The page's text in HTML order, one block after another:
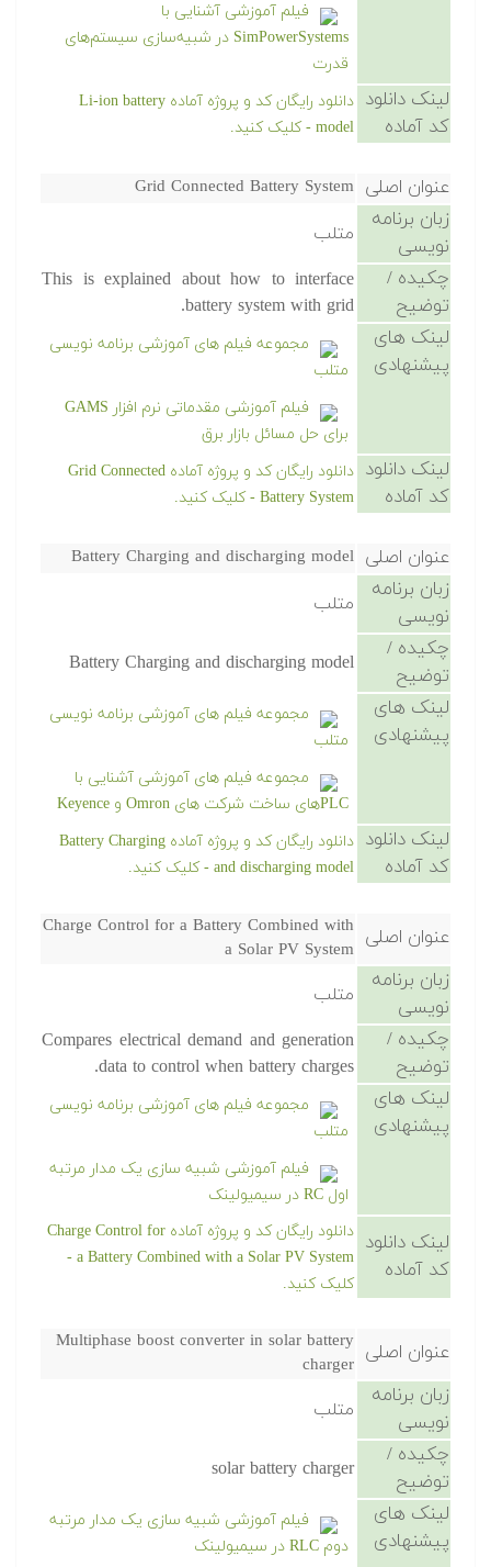
فیلم آموزشی آشنایی با
SimPowerSystems در شبیه‌سازی سیستم‌های
قدرت
لینک دانلود
کد آماده
دانلود رایگان کد و پروژه آماده Li-ion battery
model - کلیک کنید.
عنوان اصلی Grid Connected Battery System
زبان برنامه
نویسی
متلب
چکیده /
توضیح
This is explained about how to interface
battery system with grid.
لینک های
پیشنهادی
مجموعه فیلم های آموزشی برنامه نویسی
متلب
فیلم آموزشی مقدماتی نرم افزار GAMS
برای حل مسائل بازار برق
لینک دانلود
کد آماده
دانلود رایگان کد و پروژه آماده Grid Connected
Battery System - کلیک کنید.
عنوان اصلی Battery Charging and discharging model
زبان برنامه
نویسی
متلب
چکیده /
توضیح
Battery Charging and discharging model
لینک های
پیشنهادی
مجموعه فیلم های آموزشی برنامه نویسی
متلب
مجموعه فیلم های آموزشی آشنایی با
PLCهای ساخت شرکت های Omron و Keyence
لینک دانلود
کد آماده
دانلود رایگان کد و پروژه آماده Battery Charging
and discharging model - کلیک کنید.
عنوان اصلی Charge Control for a Battery Combined with
a Solar PV System
زبان برنامه
نویسی
متلب
چکیده /
توضیح
Compares electrical demand and generation
data to control when battery charges.
لینک های
پیشنهادی
مجموعه فیلم های آموزشی برنامه نویسی
متلب
فیلم آموزشی شبیه سازی یک مدار مرتبه
اول RC در سیمیولینک
لینک دانلود
کد آماده
دانلود رایگان کد و پروژه آماده Charge Control for
a Battery Combined with a Solar PV System -
کلیک کنید.
عنوان اصلی Multiphase boost converter in solar battery
charger
زبان برنامه
نویسی
متلب
چکیده /
توضیح
solar battery charger
لینک های
پیشنهادی
فیلم آموزشی شبیه سازی یک مدار مرتبه
دوم RLC در سیمیولینک